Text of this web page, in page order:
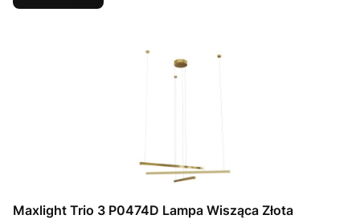
Maxlight Trio 3 P0474D Lampa Wisząca Złota